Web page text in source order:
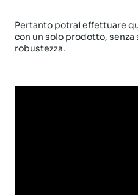
Pertanto potrai effettuare
con un solo prodotto, senza
robustezza.